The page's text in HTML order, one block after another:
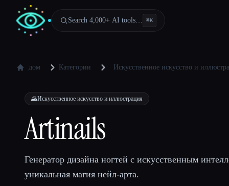
Search 4,000+ AI tools… ⌘K
дом Категории Искусственное искусство и
🌄Искусственное искусство и иллюстрация
Artinails
Генератор дизайна ногтей с искусственным
уникальная магия нейл-арта.